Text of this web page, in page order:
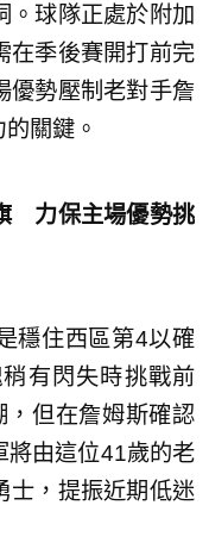
。球隊正處於附加
在季後賽開打前完
優勢壓制老對手詹
關鍵。
力保主場優勢挑
穩住西區第4以確
有閃失時挑戰前
但在詹姆斯確認
將由這位41歲的老
士，提振近期低迷